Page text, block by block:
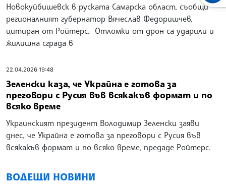
Новокуйбишевск в руската Самарска област, съобщи
регионалният губернатор Вячеслав Федоришчев,
цитиран от Ройтерс. Отломки от дрон са ударили и
жилищна сграда в
22.04.2026 19:48
Зеленски каза, че Украйна е готова за
преговори с Русия във всякакъв формат и по
всяко време
Украинският президент Володимир Зеленски заяви
днес, че Украйна е готова за преговори с Русия във
всякакъв формат и по всяко време, предаде Ройтерс.
ВОДЕЩИ НОВИНИ